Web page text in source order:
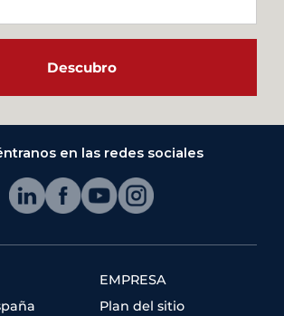
Descubro
en las redes sociales
EMPRESA
Plan del sitio